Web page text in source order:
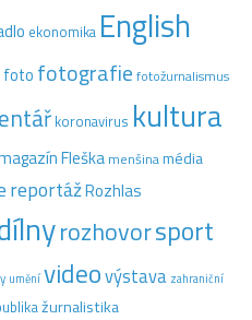
ekonomika English
foto fotografie fotožurnalismus
koronavirus kultura
Fleška menšinamédia
reportážRozhlas
rozhovorsport
uměnívideovýstava zahraniční
žurnalistika